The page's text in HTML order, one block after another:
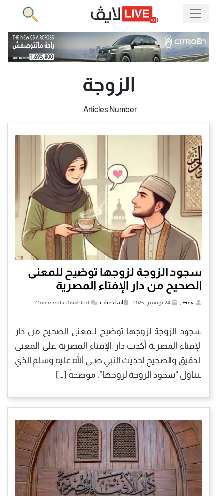
الزوجة
Articles Number :
سجود الزوجة لزوجها توضيح للمعنى
الصحيح من دار الإفتاء المصرية
Emy إسلاميات Comments Disabled
سجود الزوجة لزوجها توضيح للمعنى الصحيح من دار
الإفتاء المصرية أكدت دار الإفتاء المصرية على المعنى
الدقيق والصحيح لحديث النبي صلى الله عليه وسلم الذي
يتناول “سجود الزوجة لزوجها”، موضحةً […]